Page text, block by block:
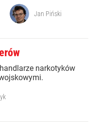
Jan Piński
narkotyków